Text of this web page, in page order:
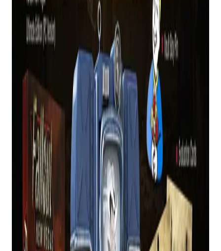
Muitos esperavam por umFallout: Nova Vegas
remasterizar, mas, infelizmente, nenhuma notícia
desse tipo veio à tona.
O que a Bethesda anunciou foi uma nova edição
de aniversário cara, embora tudo o que há de novo
aqui seja essencialmente um monte de
mercadorias.
Fallout: Pacote de 15º aniversário de New
Vegasapresenta a Ultimate Edition do jogo que já
existe há muito tempo.
Os compradores também receberão uma estátua
legal de Victor, um distintivo do Vault Boy, um
patch do Mojave Express, um patch do NCR